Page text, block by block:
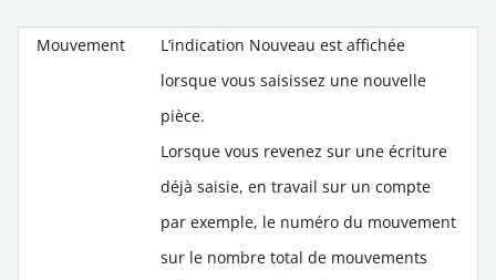
Mouvement L’indication Nouveau est affichée
lorsque vous saisissez une nouvelle
pièce.
Lorsque vous revenez sur une écriture
déjà saisie, en travail sur un compte
par exemple, le numéro du mouvement
sur le nombre total de mouvements